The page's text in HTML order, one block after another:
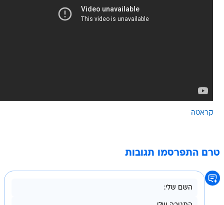
קראטה
התפרסמו תגובות